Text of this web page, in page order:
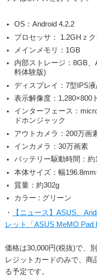
OS：Android 4.2.2
プロセッサ： 1.2GHｚ
メインメモリ：1GB
内部ストレージ：8GB
料体験版)
ディスプレイ：7型IPS
表示解像度：1,280×800
インターフェース：
ドホンジャック
アウトカメラ：200万画
インカメラ：30万画素
バッテリー駆動時間：約
本体サイズ：幅
質量：約302g
カラー : グリーン
・
【ニュース】ASUS、
レット「ASUS MeMO Pad
価格は30,000円(税抜)で、
レジットカードのみで、商
る予定です。